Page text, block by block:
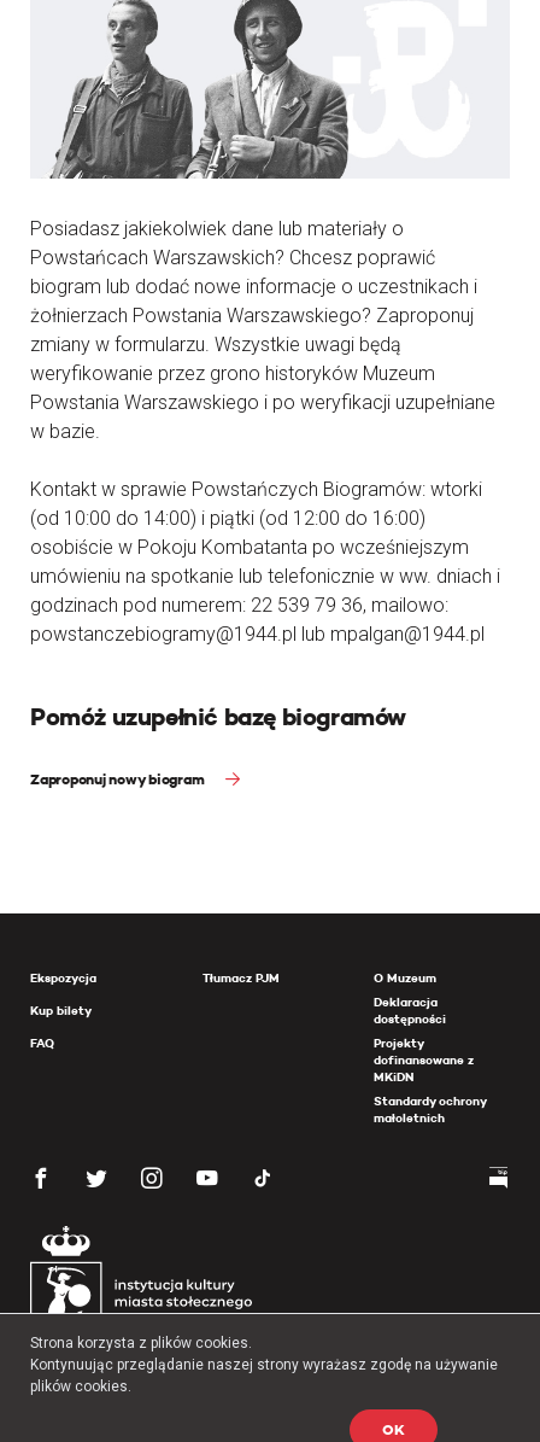
Posiadasz jakiekolwiek dane lub materiały o
Powstańcach Warszawskich? Chcesz poprawić
biogram lub dodać nowe informacje o uczestnikach i
żołnierzach Powstania Warszawskiego? Zaproponuj
zmiany w formularzu. Wszystkie uwagi będą
weryfikowanie przez grono historyków Muzeum
Powstania Warszawskiego i po weryfikacji uzupełniane
w bazie.
Kontakt w sprawie Powstańczych Biogramów: wtorki
(od 10:00 do 14:00) i piątki (od 12:00 do 16:00)
osobiście w Pokoju Kombatanta po wcześniejszym
umówieniu na spotkanie lub telefonicznie w ww. dniach i
godzinach pod numerem: 22 539 79 36, mailowo:
powstanczebiogramy@1944.pl lub mpalgan@1944.pl
Pomóż uzupełnić bazę biogramów
Zaproponuj nowy biogram
Ekspozycja
Kup bilety
FAQ
Tłumacz PJM
O Muzeum
Deklaracja
dostępności
Projekty
dofinansowane z
MKiDN
Standardy ochrony
małoletnich
Copyright 2026 Muzeum Powstania Warszawskiego
Strona korzysta z plików cookies.
Kontynuując przeglądanie naszej strony wyrażasz zgodę na używanie
plików cookies.
OK